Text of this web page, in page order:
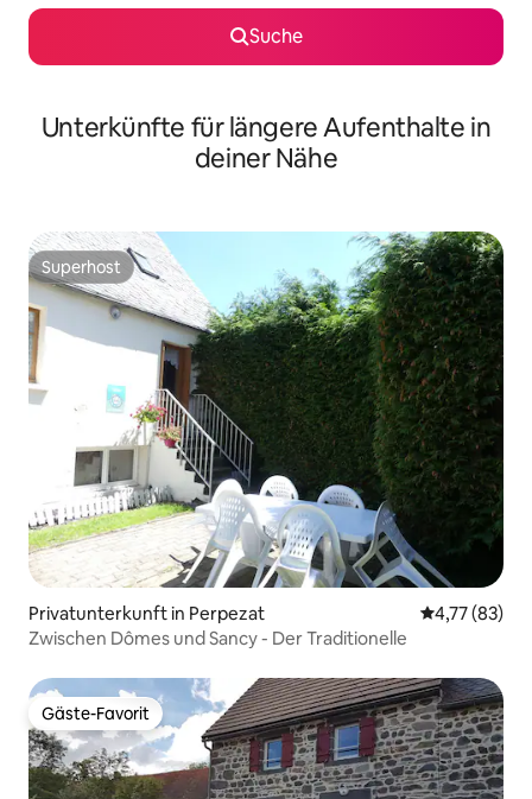
Suche
Unterkünfte für längere Aufenthalte in
deiner Nähe
Superhost
Superhost
Privatunterkunft in Perpezat
4,77 (83)
Zwischen Dômes und Sancy - Der Traditionelle
Gäste-Favorit
Gäste-Favorit